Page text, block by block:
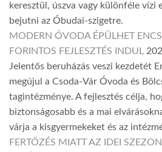
keresztül, úszva vagy különféle vízi
bejutni az Óbudai-szigetre.
MODERN ÓVODA ÉPÜLHET
FORINTOS FEJLESZTÉS INDUL
Jelentős beruházás veszi kezdetét
megújul a Csoda-Vár Óvoda és
tagintézménye. A fejlesztés célja,
biztonságosabb és a mai
várja a kisgyermekeket és az
FERTŐZÉS MIATT AZ IDEI